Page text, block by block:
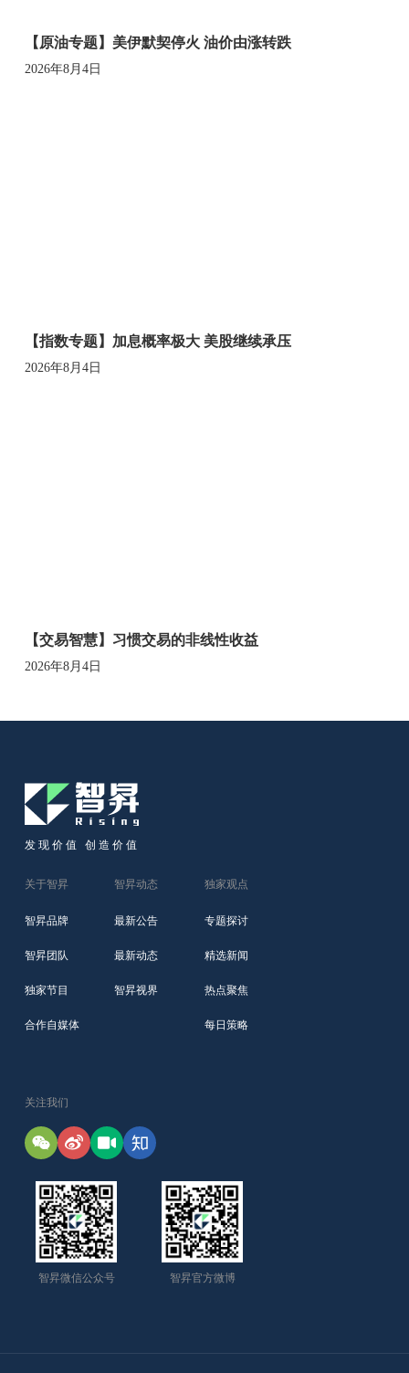
【原油专题】美伊默契停火 油价由涨转跌
2026年8月4日
【指数专题】加息概率极大 美股继续承压
2026年8月4日
【交易智慧】习惯交易的非线性收益
2026年8月4日
发现价值 创造价值
关于智昇
智昇品牌
智昇团队
独家节目
合作自媒体
智昇动态
最新公告
最新动态
智昇视界
独家观点
专题探讨
精选新闻
热点聚焦
每日策略
关注我们
智昇微信公众号 智昇官方微博